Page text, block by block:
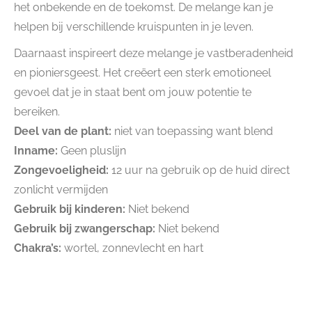
het onbekende en de toekomst. De melange kan je
helpen bij verschillende kruispunten in je leven.
Daarnaast inspireert deze melange je vastberadenheid
en pioniersgeest. Het creëert een sterk emotioneel
gevoel dat je in staat bent om jouw potentie te
bereiken.
Deel van de plant: niet van toepassing want blend
Inname: Geen pluslijn
Zongevoeligheid: 12 uur na gebruik op de huid direct
zonlicht vermijden
Gebruik bij kinderen: Niet bekend
Gebruik bij zwangerschap: Niet bekend
Chakra’s: wortel, zonnevlecht en hart